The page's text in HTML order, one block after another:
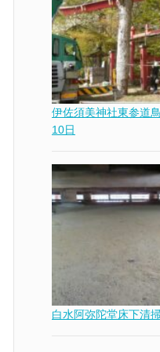
伊佐須美神社東参道
10日
白水阿弥陀堂床下清